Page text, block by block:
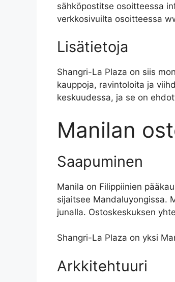
sähköpostitse osoitteessa
verkkosivuilta osoitteessa
Lisätietoja
Shangri-La Plaza on siis
kauppoja, ravintoloita ja
keskuudessa, ja se on
Manilan
Saapuminen
Manila on Filippiinien
sijaitsee Mandaluyongissa.
junalla. Ostoskeskuksen
Shangri-La Plaza on yksi
Arkkitehtuuri